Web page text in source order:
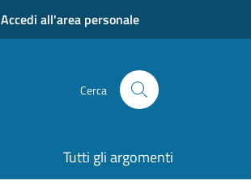
Accedi all'area personale
Cerca
Tutti gli argomenti